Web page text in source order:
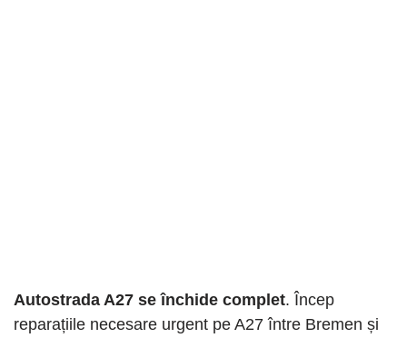
Autostrada A27 se închide complet. Încep
reparațiile necesare urgent pe A27 între Bremen și